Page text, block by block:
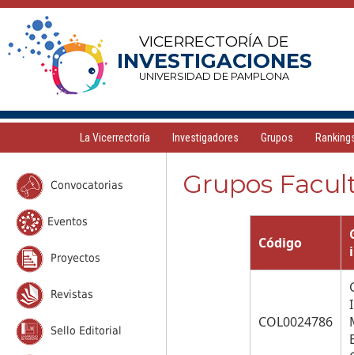
VICERRECTORÍA DE
INVESTIGACIONES
UNIVERSIDAD DE PAMPLONA
La Vicerrectoría Investigadores Grupos
Convocatorias
Eventos
Proyectos
Revistas
Sello Editorial
Grupos
Código
COL0024786